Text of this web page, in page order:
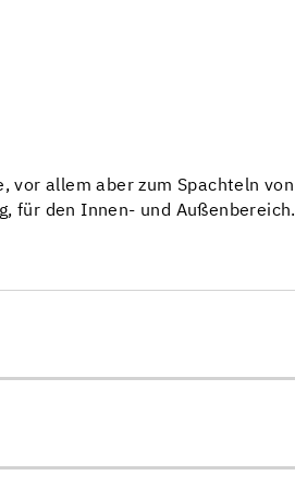
vor allem aber zum Spachteln von
für den Innen- und Außenbereich.